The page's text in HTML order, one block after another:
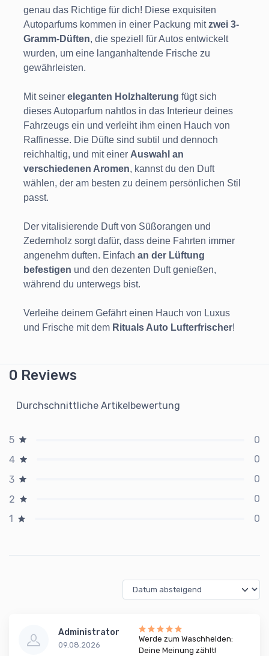
genau das Richtige für dich! Diese exquisiten
Autoparfums kommen in einer Packung mitzwei 3-
Gramm-Düften, die speziell für Autos entwickelt
wurden, um eine langanhaltende Frische zu
gewährleisten.
Mit seiner eleganten Holzhalterung fügt sich
dieses Autoparfum nahtlos in das Interieur deines
Fahrzeugs ein und verleiht ihm einen Hauch von
Raffinesse. Die Düfte sind subtil und dennoch
reichhaltig, und mit einer Auswahl an
verschiedenen Aromen, kannst du den Duft
wählen, der am besten zu deinem persönlichen Stil
passt.
Der vitalisierende Duft von Süßorangen und
Zedernholz sorgt dafür, dass deine Fahrten immer
angenehm duften. Einfach an der Lüftung
befestigen und den dezenten Duft genießen,
während du unterwegs bist.
Verleihe deinem Gefährt einen Hauch von Luxus
und Frische mit dem Rituals Auto Lufterfrischer!
0 Reviews
Durchschnittliche Artikelbewertung
5
0
4
0
3
0
2
0
1
0
Administrator
09.08.2026
Werde zum Waschhelden:
Deine Meinung zählt!